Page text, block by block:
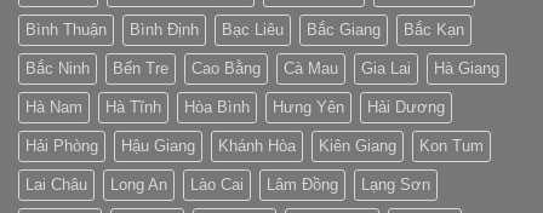
Bình Thuận Bình Định Bạc Liêu Bắc Giang Bắc Kạn
Bắc Ninh Bến Tre Cao Bằng Cà Mau Gia Lai Hà Giang
Hà Nam Hà Tĩnh Hòa Bình Hưng Yên Hải Dương
Hải Phòng Hậu Giang Khánh Hòa Kiên Giang Kon Tum
Lai Châu Long An Lào Cai Lâm Đồng Lạng Sơn